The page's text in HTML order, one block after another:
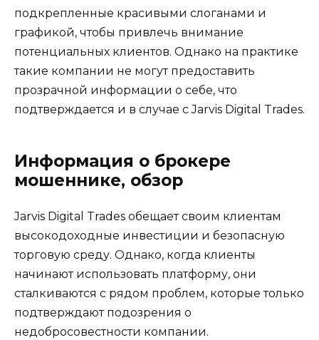
подкрепленные красивыми слоганами и
графикой, чтобы привлечь внимание
потенциальных клиентов. Однако на практике
такие компании не могут предоставить
прозрачной информации о себе, что
подтверждается и в случае с Jarvis Digital Trades.
Информация о брокере
мошеннике, обзор
Jarvis Digital Trades обещает своим клиентам
высокодоходные инвестиции и безопасную
торговую среду. Однако, когда клиенты
начинают использовать платформу, они
сталкиваются с рядом проблем, которые только
подтверждают подозрения о
недобросовестности компании.